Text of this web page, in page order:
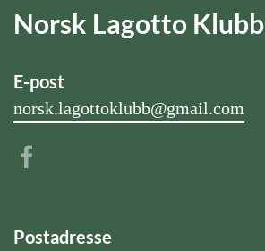
Norsk Lagotto Klubb
E-post
norsk.lagottoklubb@gmail.com
Postadresse